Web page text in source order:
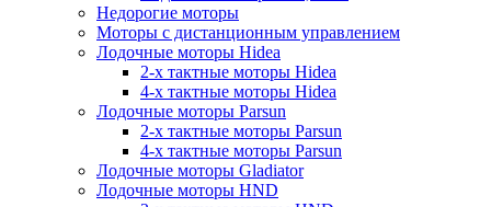
Недорогие моторы
Моторы с дистанционным управлением
Лодочные моторы Hidea
2-х тактные моторы Hidea
4-х тактные моторы Hidea
Лодочные моторы Parsun
2-х тактные моторы Parsun
4-х тактные моторы Parsun
Лодочные моторы Gladiator
Лодочные моторы HND